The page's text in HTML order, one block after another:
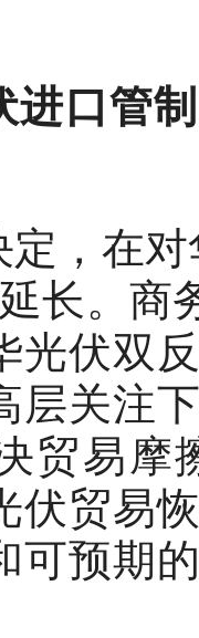
进口管
定，在
长。商
光伏双
层关注
贸易摩
伏贸易
可预期